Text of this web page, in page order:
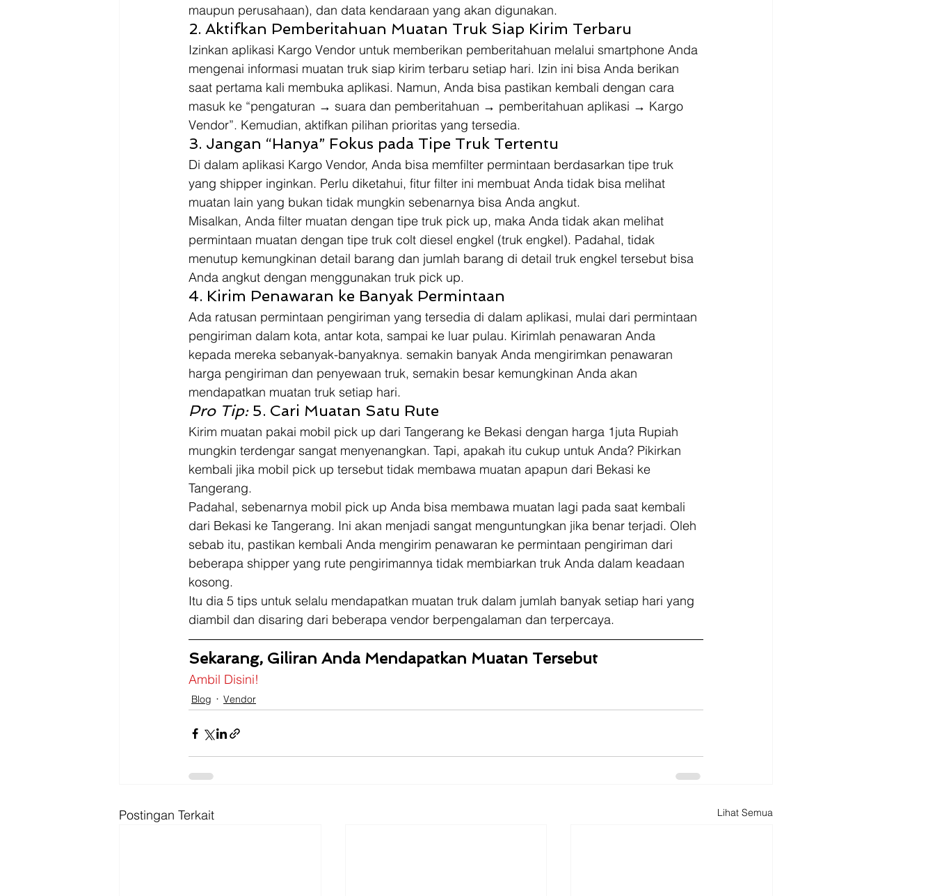
maupun perusahaan), dan data kendaraan yang akan digunakan.
2. Aktifkan Pemberitahuan Muatan Truk Siap Kirim Terbaru
Izinkan aplikasi Kargo Vendor untuk memberikan pemberitahuan melalui smartphone Anda
mengenai informasi muatan truk siap kirim terbaru setiap hari. Izin ini bisa Anda berikan
saat pertama kali membuka aplikasi. Namun, Anda bisa pastikan kembali dengan cara
masuk ke “pengaturan → suara dan pemberitahuan → pemberitahuan aplikasi → Kargo
Vendor”. Kemudian, aktifkan pilihan prioritas yang tersedia.
3. Jangan “Hanya” Fokus pada Tipe Truk Tertentu
Di dalam aplikasi Kargo Vendor, Anda bisa memfilter permintaan berdasarkan tipe truk
yang shipper inginkan. Perlu diketahui, fitur filter ini membuat Anda tidak bisa melihat
muatan lain yang bukan tidak mungkin sebenarnya bisa Anda angkut.
Misalkan, Anda filter muatan dengan tipe truk pick up, maka Anda tidak akan melihat
permintaan muatan dengan tipe truk colt diesel engkel (truk engkel). Padahal, tidak
menutup kemungkinan detail barang dan jumlah barang di detail truk engkel tersebut bisa
Anda angkut dengan menggunakan truk pick up.
4. Kirim Penawaran ke Banyak Permintaan
Ada ratusan permintaan pengiriman yang tersedia di dalam aplikasi, mulai dari permintaan
pengiriman dalam kota, antar kota, sampai ke luar pulau. Kirimlah penawaran Anda
kepada mereka sebanyak-banyaknya. semakin banyak Anda mengirimkan penawaran
harga pengiriman dan penyewaan truk, semakin besar kemungkinan Anda akan
mendapatkan muatan truk setiap hari.
Pro Tip: 5. Cari Muatan Satu Rute
Kirim muatan pakai mobil pick up dari Tangerang ke Bekasi dengan harga 1juta Rupiah
mungkin terdengar sangat menyenangkan. Tapi, apakah itu cukup untuk Anda? Pikirkan
kembali jika mobil pick up tersebut tidak membawa muatan apapun dari Bekasi ke
Tangerang.
Padahal, sebenarnya mobil pick up Anda bisa membawa muatan lagi pada saat kembali
dari Bekasi ke Tangerang. Ini akan menjadi sangat menguntungkan jika benar terjadi. Oleh
sebab itu, pastikan kembali Anda mengirim penawaran ke permintaan pengiriman dari
beberapa shipper yang rute pengirimannya tidak membiarkan truk Anda dalam keadaan
kosong.
Itu dia 5 tips untuk selalu mendapatkan muatan truk dalam jumlah banyak setiap hari yang
diambil dan disaring dari beberapa vendor berpengalaman dan terpercaya.
Sekarang, Giliran Anda Mendapatkan Muatan Tersebut
Ambil Disini!
Blog Vendor
Postingan Terkait Lihat Semua